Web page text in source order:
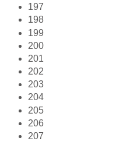
197
198
199
200
201
202
203
204
205
206
207